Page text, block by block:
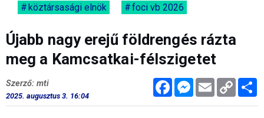
köztársasági elnök foci vb 2026
Újabb nagy erejű földrengés rázta
meg a Kamcsatkai-félszigetet
FacebookMessenger
Email Copy
Link
Szerző: mti
2025. augusztus 3. 16:04